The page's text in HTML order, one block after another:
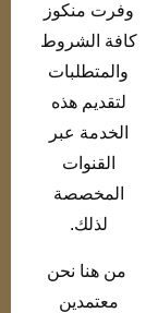
وفرت منكوز
كافة الشروط
والمتطلبات
لتقديم هذه
الخدمة عبر
القنوات
المخصصة
لذلك.
من هنا نحن
معتمدين